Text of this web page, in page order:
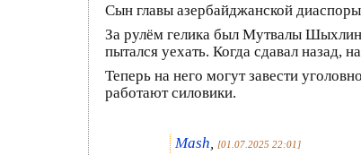
Сын главы азербайджанской диаспоры
За рулём гелика был Мутвалы
пытался уехать. Когда сдавал назад,
Теперь на него могут завести
работают силовики.
Mash, [01.07.2025 22:01]